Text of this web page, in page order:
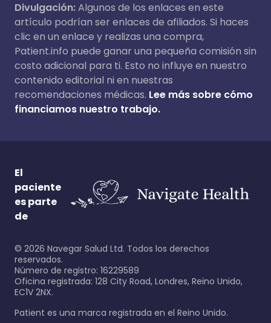
Divulgación:Algunos de los enlaces en este
artículo podrían ser enlaces de afiliados. Si haces
clic en un enlace y realizas una compra,
Patient.info puede ganar una pequeña comisión sin
costo adicional para ti. Esto no influye en nuestro
contenido editorial ni en nuestras
recomendaciones médicas. Lee más sobre cómo
financiamos nuestro trabajo.
El
paciente
es parte
de
© 2026 Navegar Salud Ltd. Todos los derechos
reservados.
Número de registro: 16229589
Oficina registrada: 128 City Road, Londres, Reino Unido,
EC1V 2NX.
Patient es una marca registrada en el Reino Unido.